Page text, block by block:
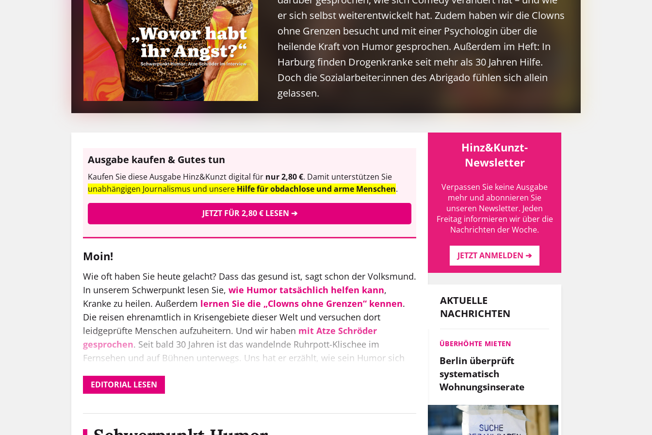
er sich selbst weiterentwickelt hat. Zudem haben wir die Clowns
ohne Grenzen besucht und mit einer Psychologin über die
heilende Kraft von Humor gesprochen. Außerdem im Heft: In
Harburg finden Drogenkranke seit mehr als 30 Jahren Hilfe.
Doch die Sozialarbeiter:innen des Abrigado fühlen sich allein
gelassen.
Ausgabe kaufen & Gutes tun
Kaufen Sie diese Ausgabe Hinz&Kunzt digital für nur 2,80 €. Damit unterstützen Sie
unabhängigen Journalismus und unsere Hilfe für obdachlose und arme Menschen.
JETZT FÜR 2,80 € LESEN ➔
Moin!
Wie oft haben Sie heute gelacht? Dass das gesund ist, sagt schon der Volksmund.
In unserem Schwerpunkt lesen Sie, wie Humor tatsächlich helfen kann,
Kranke zu heilen. Außerdem lernen Sie die „Clowns ohne Grenzen“ kennen.
Die reisen ehrenamtlich in Krisengebiete dieser Welt und versuchen dort
leidgeprüfte Menschen aufzuheitern. Und wir haben mit Atze Schröder
gesprochen. Seit bald 30 Jahren ist das wandelnde Ruhrpott-Klischee im
Fernsehen und auf Bühnen unterwegs. Uns hat er erzählt, wie sein Humor sich
Meist wenig zu lachen haben Menschen, die auf
EDITORIAL LESEN
Hinz&Kunzt-
Newsletter
Verpassen Sie keine Ausgabe
mehr und abonnieren Sie
unseren Newsletter. Jeden
Freitag informieren wir über die
Nachrichten der Woche.
JETZT ANMELDEN ➔
AKTUELLE
NACHRICHTEN
ÜBERHÖHTE MIETEN
Berlin überprüft
systematisch
Wohnungsinserate